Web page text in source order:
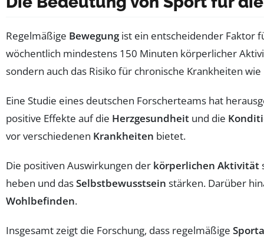
Regelmäßige Bewegungist ein entscheidender Faktor
wöchentlich mindestens 150 Minuten körperlicher
sondern auch das Risiko für chronische Krankheiten
Eine Studie eines deutschen Forscherteams hat
positive Effekte auf die Herzgesundheit und die
vor verschiedenen Krankheiten bietet.
Die positiven Auswirkungen der körperlichen Aktivität
heben und dasSelbstbewusstsein stärken. Darüber
Wohlbefinden.
Insgesamt zeigt die Forschung, dass regelmäßige